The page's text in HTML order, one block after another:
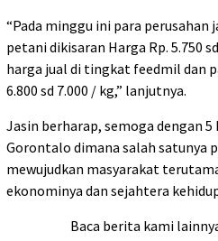
“Pada minggu ini para perusahan
petani dikisaran Harga Rp. 5.750
harga jual di tingkat feedmil dan
6.800 sd 7.000 / kg,” lanjutnya.
Jasin berharap, semoga dengan
Gorontalo dimana salah satunya
mewujudkan masyarakat
ekonominya dan sejahtera
Baca berita kami